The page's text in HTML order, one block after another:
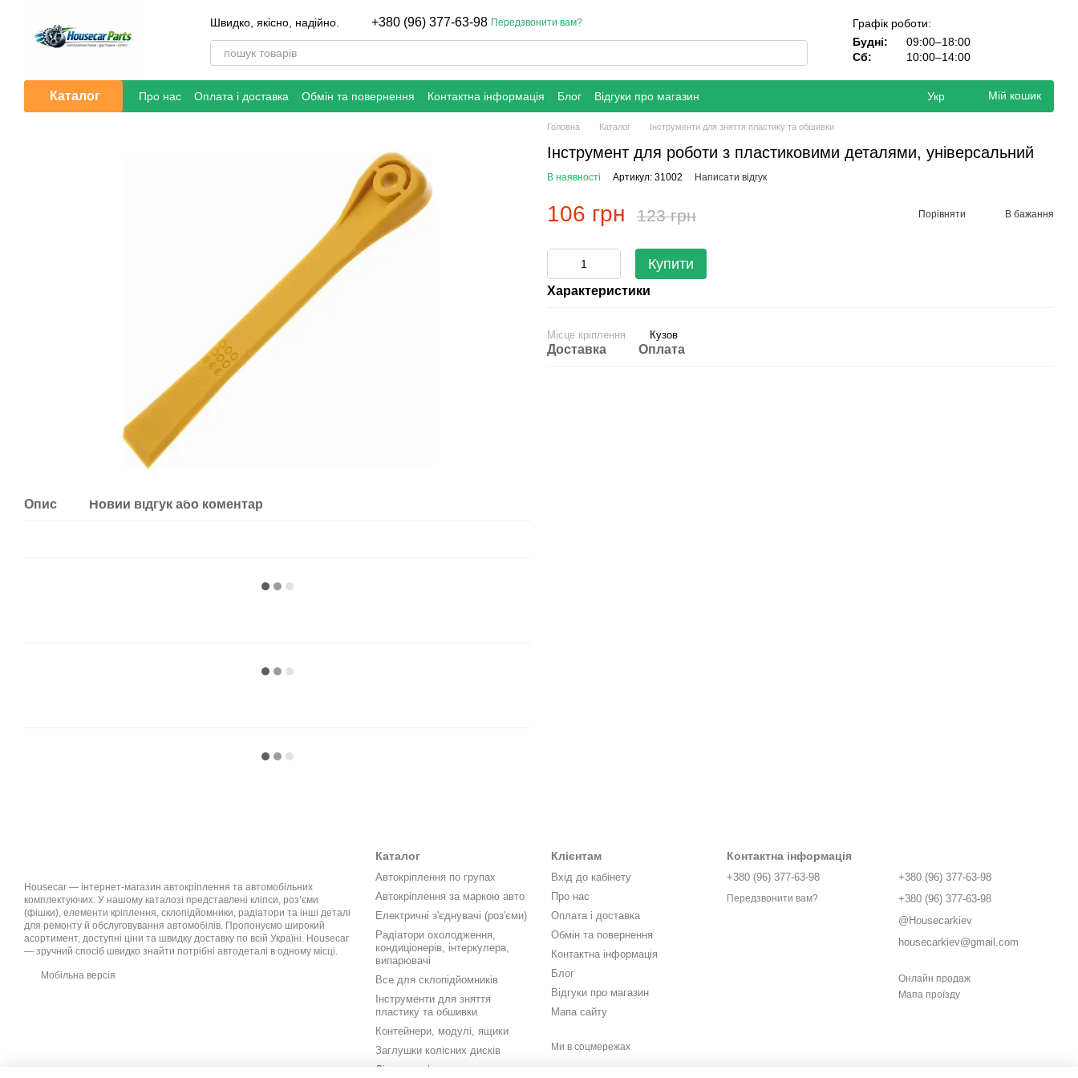
Швидко, якісно, надійно.
+380 (96) 377-63-98 Передзвонити вам?
Графік роботи:
Будні:
09:00–18:00
Сб:
10:00–14:00
Каталог Про нас Оплата і доставка Обмін та повернення Контактна інформація Блог Відгуки про магазин Укр Мій кошик
Опис Новий відгук або коментар
Головна Каталог Інструменти для зняття пластику та обшивки
Інструмент для роботи з пластиковими деталями, універсальний
В наявності Артикул: 31002 Написати відгук
106 грн 123 грн Порівняти В бажання
Купити
Характеристики
Місце кріплення Кузов
Доставка Оплата
Housecar — інтернет-магазин автокріплення та автомобільних
комплектуючих. У нашому каталозі представлені кліпси, роз’єми
(фішки), елементи кріплення, склопідйомники, радіатори та інші деталі
для ремонту й обслуговування автомобілів. Пропонуємо широкий
асортимент, доступні ціни та швидку доставку по всій Україні. Housecar
— зручний спосіб швидко знайти потрібні автодеталі в одному місці.
Мобільна версія
Каталог
Автокріплення по групах
Автокріплення за маркою авто
Електричні з'єднувачі (роз'єми)
Радіатори охолодження,
кондиціонерів, інтеркулера,
випарювачі
Все для склопідйомників
Інструменти для зняття
пластику та обшивки
Контейнери, модулі, ящики
Заглушки колісних дисків
Літери, цифри, значки,
Клієнтам
Вхід до кабінету
Про нас
Оплата і доставка
Обмін та повернення
Контактна інформація
Блог
Відгуки про магазин
Мапа сайту
Ми в соцмережах
Контактна інформація
+380 (96) 377-63-98
Передзвонити вам?
+380 (96) 377-63-98
+380 (96) 377-63-98
@Housecarkiev
housecarkiev@gmail.com
Онлайн продаж
Мапа проїзду